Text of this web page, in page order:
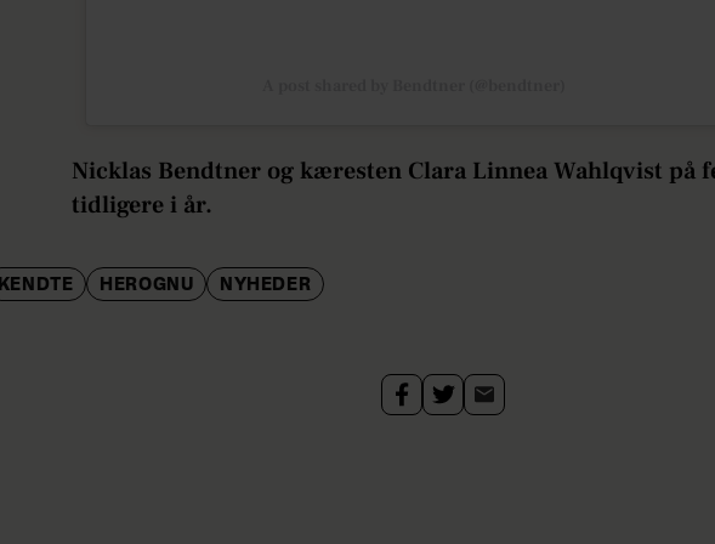
Nicklas Bendtner og kæresten Clara Linnea Wahlqvist på
tidligere i år.
KENDTE HEROGNU NYHEDER